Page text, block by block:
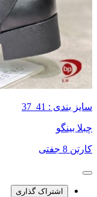
سایز بندی : 41_37
چبلا بینگو
کارتن 8 جفتی
اشتراک گذاری